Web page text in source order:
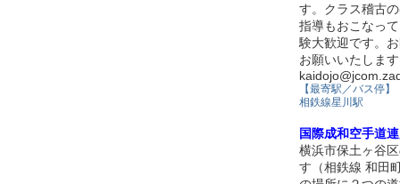
す。クラス稽古
指導もおこなっ
験大歓迎です。
お願いいたしま
【最寄駅／バス停】
相鉄線星川駅
国際成和空手道
横浜市保土ヶ谷
す（相鉄線 和田